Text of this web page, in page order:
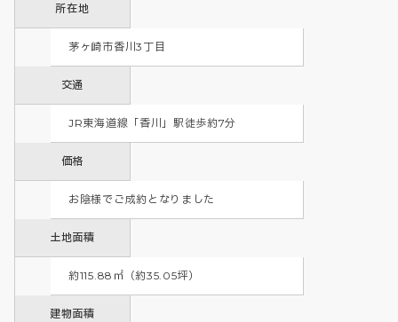
所在地
茅ヶ崎市香川3丁目
交通
JR東海道線「香川」駅徒歩約7分
価格
お陰様でご成約となりました
土地面積
約115.88㎡（約35.05坪）
建物面積